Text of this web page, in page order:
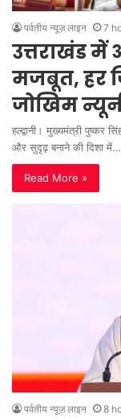
पर्वतीय न्यूज़ लाइन 7
उत्तराखंड में
मजबूत, हर
जोखिम
हल्द्वानी। मुख्यमंत्री पुष्कर
और सुदृढ़ बनाने की दिशा में…
Read More »
पर्वतीय न्यूज़ लाइन 8